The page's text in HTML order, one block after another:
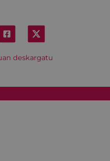
deskargatu